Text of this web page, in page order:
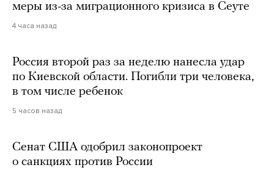
меры из-за миграционного кризиса в Сеуте
4 часа назад
Россия второй раз за неделю нанесла удар
по Киевской области. Погибли три человека,
в том числе ребенок
5 часов назад
Сенат США одобрил законопроект
о санкциях против России